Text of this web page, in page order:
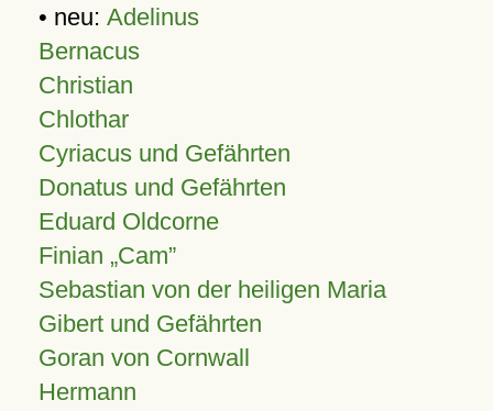
• neu: Adelinus
Bernacus
Christian
Chlothar
Cyriacus und Gefährten
Donatus und Gefährten
Eduard Oldcorne
Finian Cam
Sebastian von der heiligen Maria
Gibert und Gefährten
Goran von Cornwall
Hermann